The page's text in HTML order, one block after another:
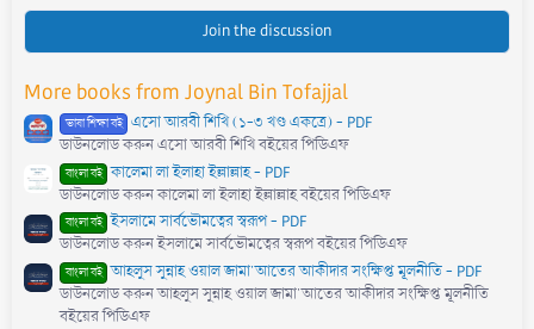
0
(
)
Join the discussion
More books from Joynal Bin Tofajjal
ভাষা শিক্ষা বই এসো আরবী শিখি (১-৩ খণ্ড একত্রে) - PDF
ডাউনলোড করুন এসো আরবী শিখি বইয়ের পিডিএফ
বাংলা বই কালেমা লা ইলাহা ইল্লাল্লাহ - PDF
ডাউনলোড করুন কালেমা লা ইলাহা ইল্লাল্লাহ বইয়ের পিডিএফ
বাংলা বই ইসলামে সার্বভৌমত্বের স্বরূপ - PDF
ডাউনলোড করুন ইসলামে সার্বভৌমত্বের স্বরূপ বইয়ের পিডিএফ
বাংলা বই আহলুস সুন্নাহ ওয়াল জামা'আতের আকীদার সংক্ষিপ্ত মূলনীতি - PDF
ডাউনলোড করুন আহলুস সুন্নাহ ওয়াল জামা'আতের আকীদার সংক্ষিপ্ত মূলনীতি
বইয়ের পিডিএফ